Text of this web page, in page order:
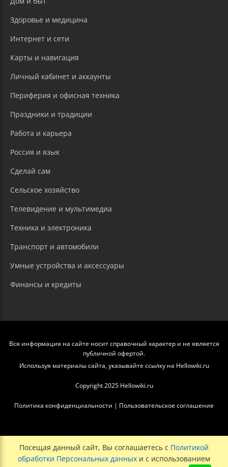
Здоровье и медицина
Интернет и сети
Карты и навигация
Личный кабинет и аккаунты
Периферия и офисная техника
Праздники и традиции
Работа и карьера
Россия и язык
Сделай сам
Сельское хозяйство
Телевидение и мультимедиа
Техника и электроника
Транспорт и автомобили
Умные устройства и аксессуары
Финансы и кредиты
Вся информация на сайте носит справочный характер и не является
публичной офертой.
Используя материалы сайта, указывайте ссылку на Hellowiki.ru
Copyright 2025 Hellowiki.ru
Политика конфиденциальности | Пользовательское соглашение
Посещая данный сайт, Вы соглашаетесь с Политикой
обработки Персональных данных и с использованием